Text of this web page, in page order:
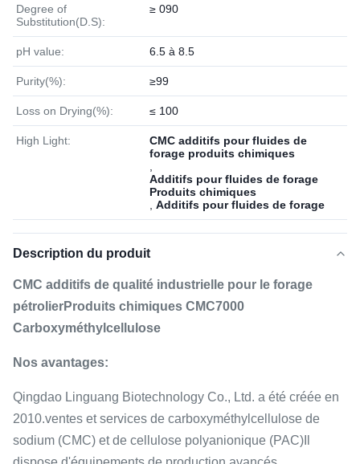
Degree of
Substitution(D.S):
≥ 090
pH value: 6.5 à 8.5
Purity(%): ≥99
Loss on Drying(%): ≤ 100
High Light:
CMC additifs pour fluides de
forage produits chimiques
Additifs pour fluides de forage
Produits chimiques
Additifs pour fluides de forage
Description du produit
CMC additifs de qualité industrielle pour le forage
pétrolierProduits chimiques CMC7000
Carboxyméthylcellulose
Nos avantages:
Qingdao Linguang Biotechnology Co., Ltd. a été créée en
2010.ventes et services de carboxyméthylcellulose de
sodium (CMC) et de cellulose polyanionique (PAC)Il